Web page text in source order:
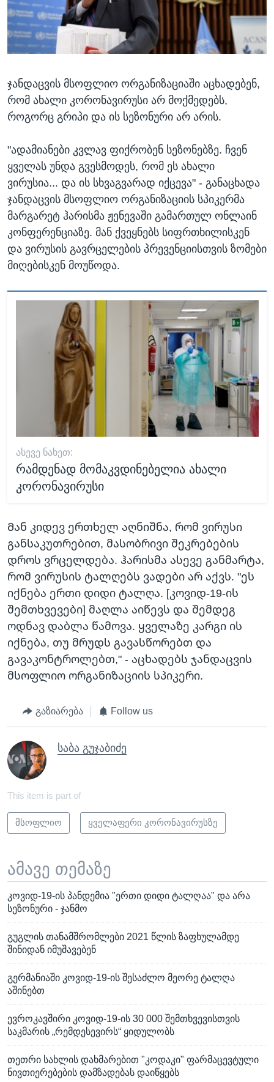
ჯანდაცვის მსოფლიო ორგანიზაციაში აცხადებენ,
რომ ახალი კორონავირუსი არ მოქმედებს,
როგორც გრიპი და ის სეზონური არ არის.
"ადამიანები კვლავ ფიქრობენ სეზონებზე. ჩვენ
ყველას უნდა გვესმოდეს, რომ ეს ახალი
ვირუსია... და ის სხვაგვარად იქცევა" - განაცხადა
ჯანდაცვის მსოფლიო ორგანიზაციის სპიკერმა
მარგარეტ ჰარისმა ჟენევაში გამართულ ონლაინ
კონფერენციაზე. მან ქვეყნებს სიფრთხილისკენ
და ვირუსის გავრცელების პრევენციისთვის ზომები
მიღებისკენ მოუწოდა.
ᲐᲡᲔᲕᲔ ᲜᲐᲮᲔᲗ:
რამდენად მომაკვდინებელია ახალი
კორონავირუსი
Მან კიდევ ერთხელ აღნიშნა, რომ ვირუსი
განსაკუთრებით, მასობრივი შეკრებების
დროს ვრცელდება. ჰარისმა ასევე განმარტა,
რომ ვირუსის ტალღებს ვადები არ აქვს. "ეს
იქნება ერთი დიდი ტალღა. [კოვიდ-19-ის
შემთხვევები] მაღლა აიწევს და შემდეგ
ოდნავ დაბლა წამოვა. ყველაზე კარგი ის
იქნება, თუ მრუდს გავასწორებთ და
გავაკონტროლებთ," - აცხადებს ჯანდაცვის
მსოფლიო ორგანიზაციის სპიკერი.
გაზიარება Follow us
საბა გუჯაბიძე
This item is part of
მსოფლიო ყველაფერი კორონავირუსზე
ამავე თემაზე
კოვიდ-19-ის პანდემია "ერთი დიდი ტალღაა" და არა
სეზონური - ჯანმო
გუგლის თანამშრომლები 2021 წლის ზაფხულამდე
შინიდან იმუშავებენ
გერმანიაში კოვიდ-19-ის შესაძლო მეორე ტალღა
აშინებთ
ევროკავშირი კოვიდ-19-ის 30 000 შემთხვევისთვის
საკმარის „რემდესევირს“ ყიდულობს
თეთრი სახლის დახმარებით "კოდაკი" ფარმაცევტული
ნივთიერებების დამზადებას დაიწყებს